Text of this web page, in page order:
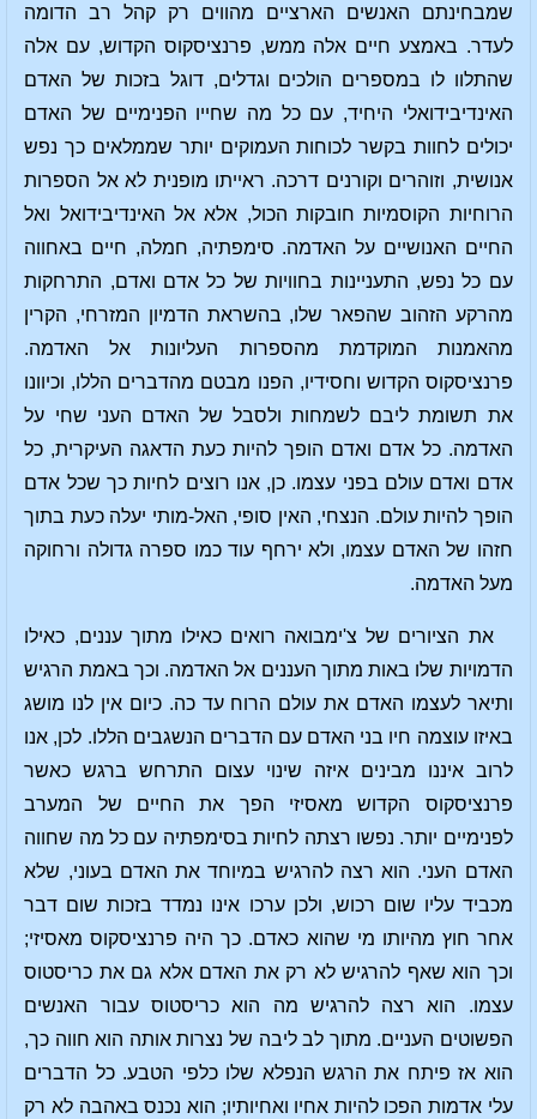
שמבחינתם האנשים הארציים מהווים רק קהל רב הדומה
לעדר. באמצע חיים אלה ממש, פרנציסקוס הקדוש, עם אלה
שהתלוו לו במספרים הולכים וגדלים, דוגל בזכות של האדם
האינדיבידואלי היחיד, עם כל מה שחייו הפנימיים של האדם
יכולים לחוות בקשר לכוחות העמוקים יותר שממלאים כך נפש
אנושית, וזוהרים וקורנים דרכה. ראייתו מופנית לא אל הספרות
הרוחיות הקוסמיות חובקות הכול, אלא אל האינדיבידואל ואל
החיים האנושיים על האדמה. סימפתיה, חמלה, חיים באחווה
עם כל נפש, התעניינות בחוויות של כל אדם ואדם, התרחקות
מהרקע הזהוב שהפאר שלו, בהשראת הדמיון המזרחי, הקרין
מהאמנות המוקדמת מהספרות העליונות אל האדמה.
פרנציסקוס הקדוש וחסידיו, הפנו מבטם מהדברים הללו, וכיוונו
את תשומת ליבם לשמחות ולסבל של האדם העני שחי על
האדמה. כל אדם ואדם הופך להיות כעת הדאגה העיקרית, כל
אדם ואדם עולם בפני עצמו. כן, אנו רוצים לחיות כך שכל אדם
הופך להיות עולם. הנצחי, האין סופי, האל-מותי יעלה כעת בתוך
חזהו של האדם עצמו, ולא ירחף עוד כמו ספרה גדולה ורחוקה
מעל האדמה.
את הציורים של צ'ימבואה רואים כאילו מתוך עננים, כאילו
הדמויות שלו באות מתוך העננים אל האדמה. וכך באמת הרגיש
ותיאר לעצמו האדם את עולם הרוח עד כה. כיום אין לנו מושג
באיזו עוצמה חיו בני האדם עם הדברים הנשגבים הללו. לכן, אנו
לרוב איננו מבינים איזה שינוי עצום התרחש ברגש כאשר
פרנציסקוס הקדוש מאסיזי הפך את החיים של המערב
לפנימיים יותר. נפשו רצתה לחיות בסימפתיה עם כל מה שחווה
האדם העני. הוא רצה להרגיש במיוחד את האדם בעוני, שלא
מכביד עליו שום רכוש, ולכן ערכו אינו נמדד בזכות שום דבר
אחר חוץ מהיותו מי שהוא כאדם. כך היה פרנציסקוס מאסיזי;
וכך הוא שאף להרגיש לא רק את האדם אלא גם את כריסטוס
עצמו. הוא רצה להרגיש מה הוא כריסטוס עבור האנשים
הפשוטים העניים. מתוך לב ליבה של נצרות אותה הוא חווה כך,
הוא אז פיתח את הרגש הנפלא שלו כלפי הטבע. כל הדברים
עלי אדמות הפכו להיות אחיו ואחיותיו; הוא נכנס באהבה לא רק